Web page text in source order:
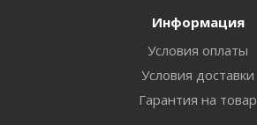
Информация
Условия оплаты
Условия доставки
Гарантия на товар